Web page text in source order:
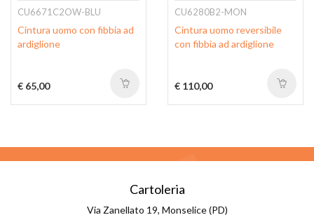
CU6671C2OW-BLU
Cintura uomo con fibbia ad
ardiglione
€ 65,00
CU6280B2-MON
Cintura uomo reversibile
con fibbia ad ardiglione
€ 110,00
Cartoleria
Via Zanellato 19, Monselice (PD)